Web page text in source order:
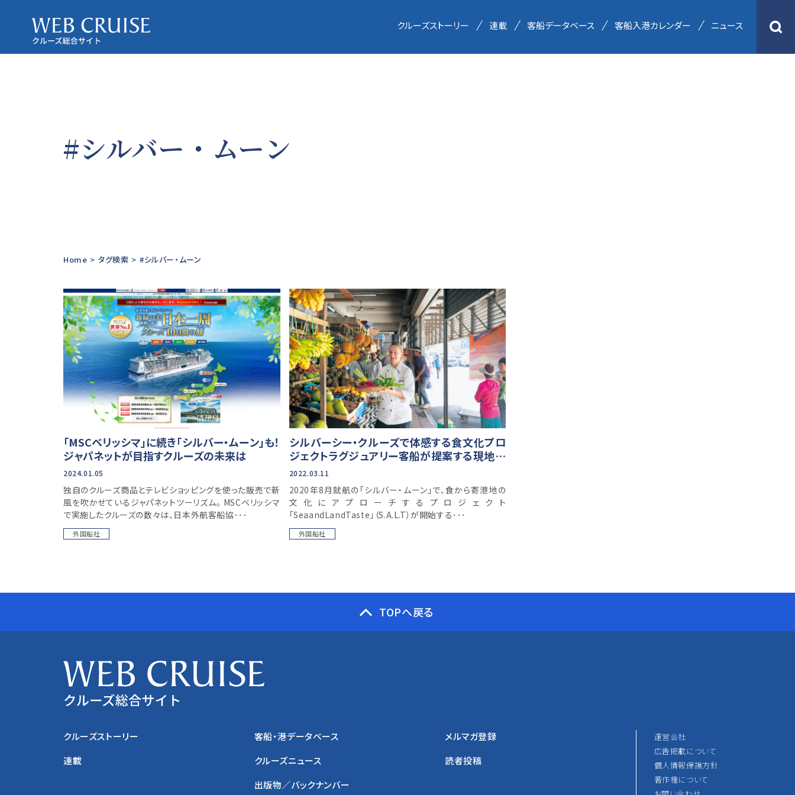
クルーズストーリー 連載 客船データベース 客船入港カレンダー ニュース
#シルバー・ムーン
Home > タグ検索 > #シルバー・ムーン
「MSCベリッシマ」に続き「シルバー・ムーン」も！
ジャパネットが目指すクルーズの未来は
2024.01.05
独自のクルーズ商品とテレビショッピングを使った販売で新
風を吹かせているジャパネットツーリズム。 MSCベリッシマ
で実施したクルーズの数々は、日本外航客船協･･･
外国船社
シルバーシー・クルーズで体感する食文化プロ
ジェクトラグジュアリー客船が提案する現地の
食体験
2022.03.11
2020年8月就航の「シルバー・ムーン」で、食から寄港地の
文化にアプローチするプロジェクト
「SeaandLandTaste」（S.A.L.T）が開始する･･･
外国船社
TOPへ戻る
クルーズストーリー
連載
客船・港データベース
クルーズニュース
出版物／バックナンバー
メルマガ登録
読者投稿
運営会社
広告掲載について
個人情報保護方針
著作権について